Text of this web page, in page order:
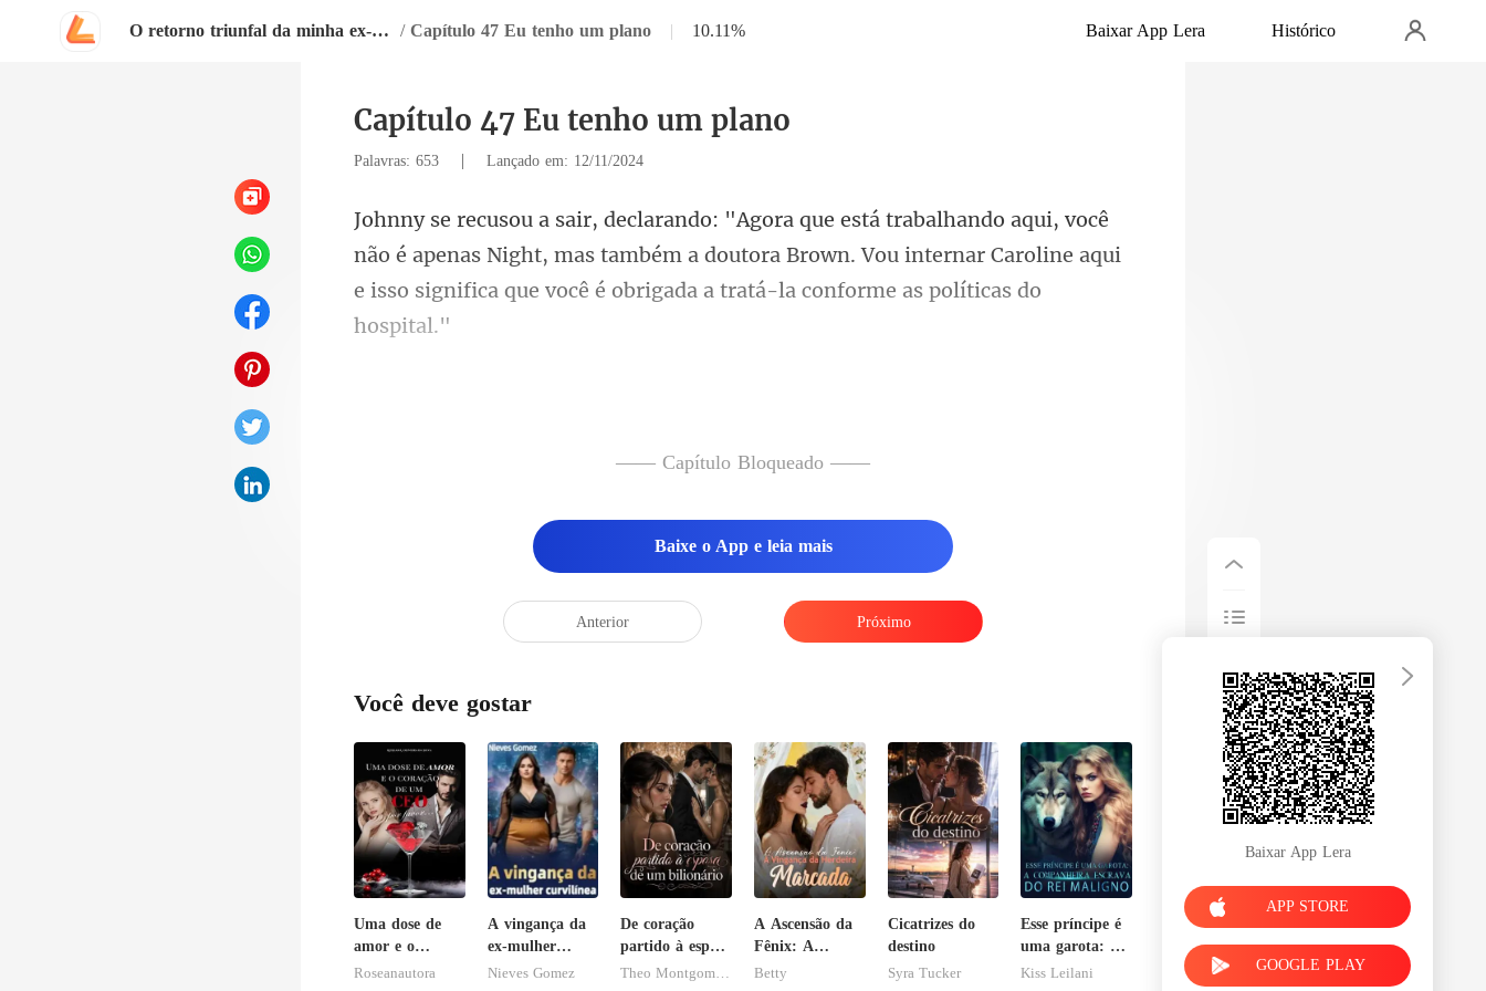
O retorno triunfal da minha ex-mulher / Capítulo 47 Eu tenho um plano | 10.11% Baixar App Lera Histórico
Capítulo 47 Eu tenho um plano
Palavras: 653 | Lançado em: 12/11/2024
ão é apenas Night, mas também a doutora Brown. Vou internar Caroline aqui
e is
—— Capítulo Bloqueado ——
Baixe o App e leia mais
Anterior Próximo
Você deve gostar
Uma dose de
amor e o
coração de um
Roseanautora
A vingança da
ex-mulher
curvilínea
Nieves Gomez
De coração
partido à esposa
de um
A Ascensão da
Fênix: A
Vingança da
Betty
Cicatrizes do
destino
Syra Tucker
Esse príncipe é
uma garota: A
companheira
Kiss Leilani
Baixar App Lera
APP STORE
GOOGLE PLAY